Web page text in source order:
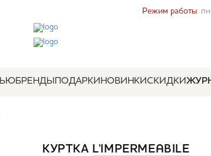
Режим работы:
БРЕНДЫ ПОДАРКИ НОВИНКИСКИДКИ
КУРТКА L'IMPERMEABILE